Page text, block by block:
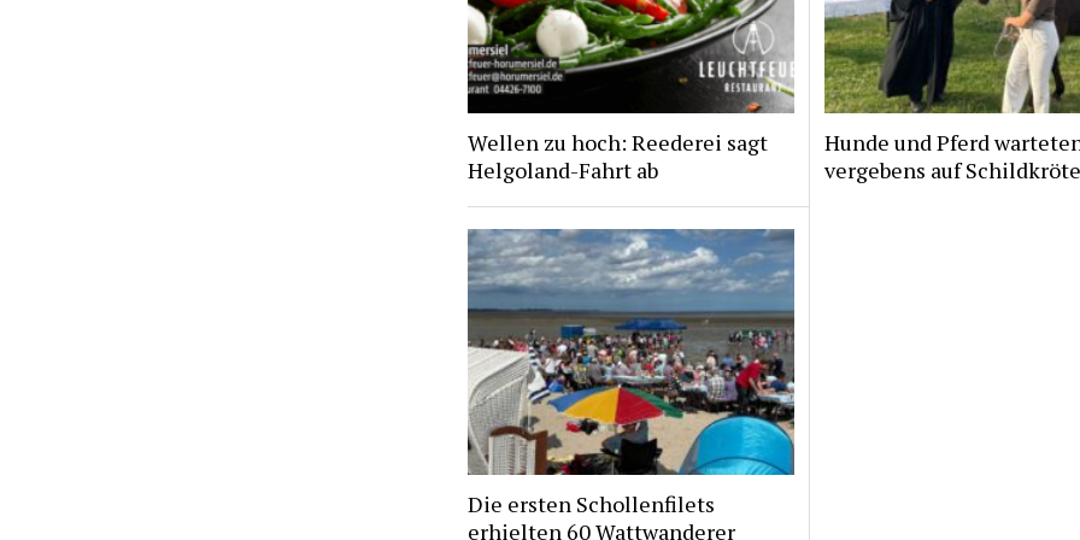
Wellen zu hoch: Reederei sagt
Helgoland-Fahrt ab
Hunde und Pferd
vergebens auf Schildkröte
Die ersten Schollenfilets
erhielten 60 Wattwanderer